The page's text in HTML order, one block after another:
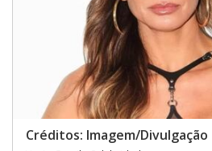
Créditos: Imagem/Divulgação